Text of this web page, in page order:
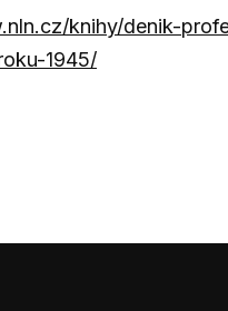
knihy/denik-
1945/